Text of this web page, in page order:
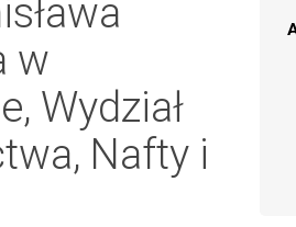
w
Wydział
Nafty i